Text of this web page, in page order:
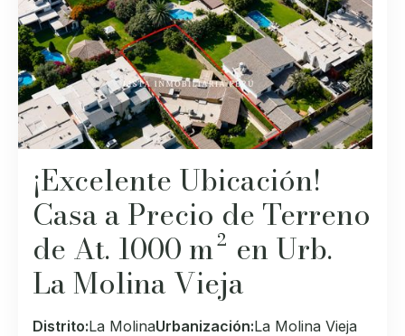
¡Excelente Ubicación!
Casa a Precio de Terreno
de At. 1000 m² en Urb.
La Molina Vieja
Distrito:La MolinaUrbanización:La Molina Vieja